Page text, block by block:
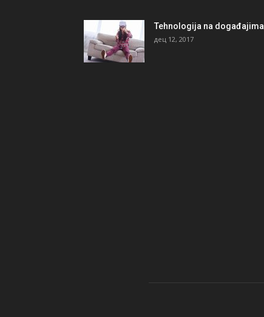
Tehnologija na događajima
дец 12, 2017